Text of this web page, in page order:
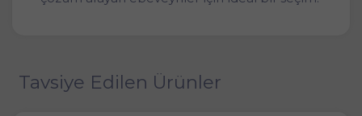
Tavsiye Edilen Ürünler